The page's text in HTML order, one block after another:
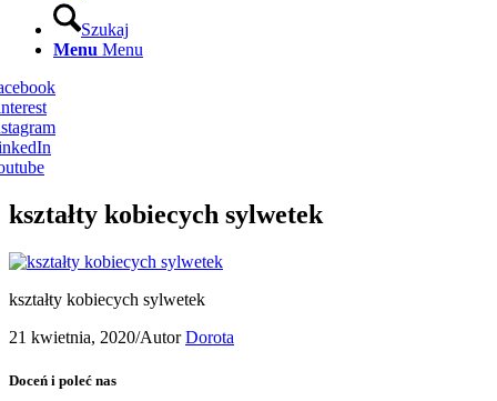
Szukaj
Menu Menu
kształty kobiecych sylwetek
kształty kobiecych sylwetek
21 kwietnia, 2020/AutorDorota
Doceń i poleć nas